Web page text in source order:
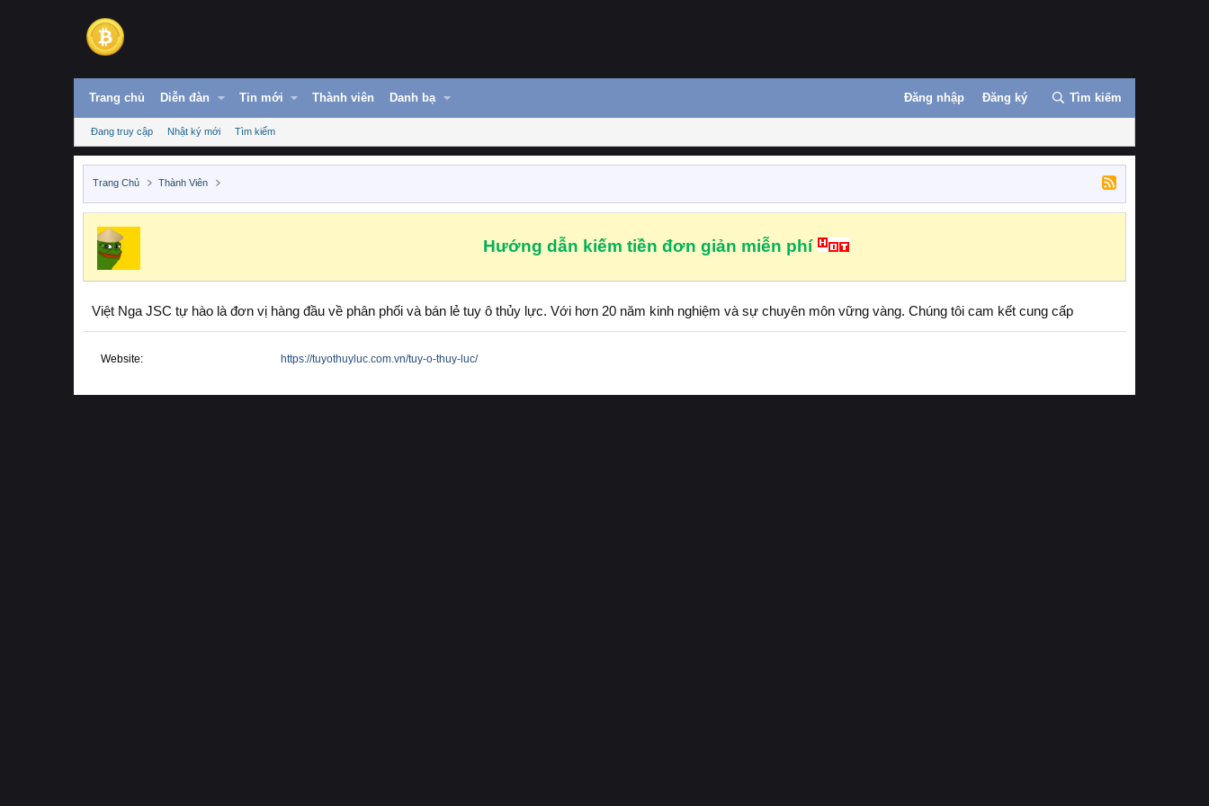
Trang chủ Diễn đàn Tin mới Thành viên Danh bạ Đăng nhập Đăng ký Tìm kiếm
Đang truy cập Nhật ký mới Tìm kiếm
Trang Chủ Thành Viên
Hướng dẫn kiếm tiền đơn giản miễn phí
Việt Nga JSC tự hào là đơn vị hàng đầu về phân phối và bán lẻ tuy ô thủy lực. Với hơn 20 năm kinh nghiệm và sự chuyên môn vững vàng. Chúng tôi cam kết cung cấp
Website https://tuyothuyluc.com.vn/tuy-o-thuy-luc/